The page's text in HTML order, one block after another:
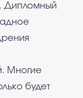
Дипломный
Многие
будет